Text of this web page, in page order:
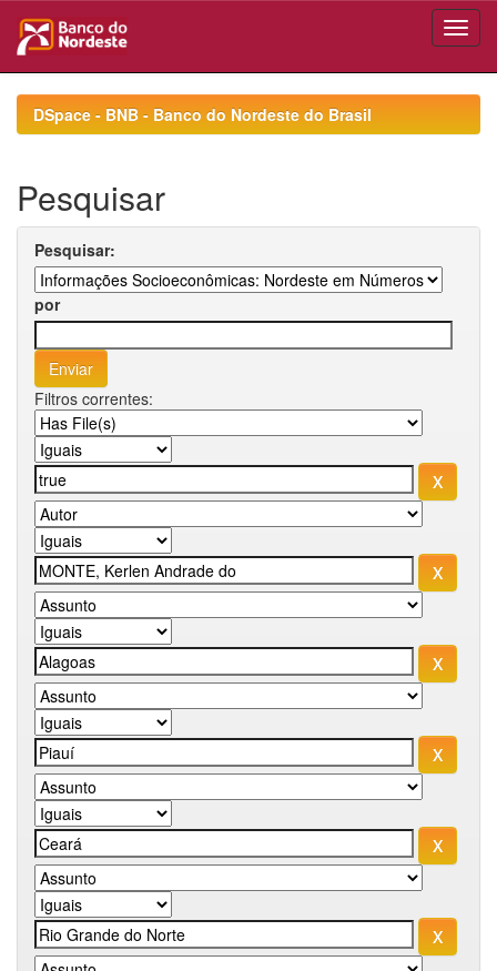
navigationDSpace - BNB - Banco do Nordeste do Brasil
Pesquisar
Pesquisar:
por
Filtros correntes: